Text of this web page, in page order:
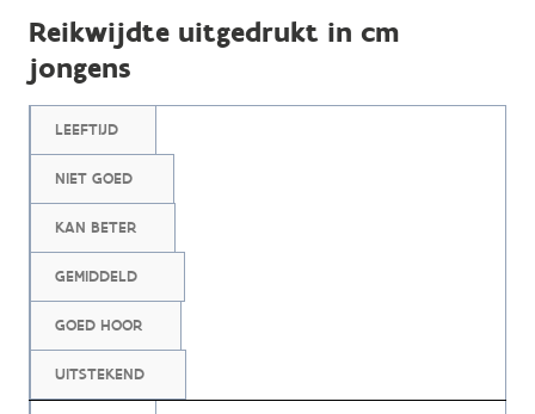
Reikwijdte uitgedrukt in cm
jongens
LEEFTIJD
NIET GOED
KAN BETER
GEMIDDELD
GOED HOOR
UITSTEKEND